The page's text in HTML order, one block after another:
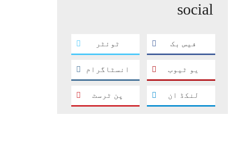
social
فیس بک ٹوئٹر
یو ٹیوب انسٹاگرام
لنکڈ ان پن ٹرسٹ